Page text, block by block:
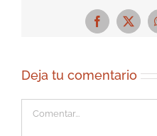
Facebook
X
Deja tu comentario